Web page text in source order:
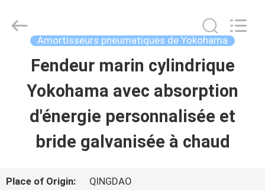
MAISON
PRODUITS
SHOW
Rubber
Amortisseurs pneumatiques de Yokohama
Fendeur marin cylindrique
Yokohama avec absorption
d'énergie personnalisée et
bride galvanisée à chaud
Place of Origin: QINGDAO